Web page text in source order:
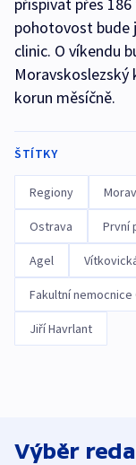
přispívat přes
pohotovost bude
clinic. O víkendu
korun měsíčně.
ŠTÍTKY
Regiony
Ostrava První
Agel
Fakultní nemocnice
Jiří Havrlant
Výběr